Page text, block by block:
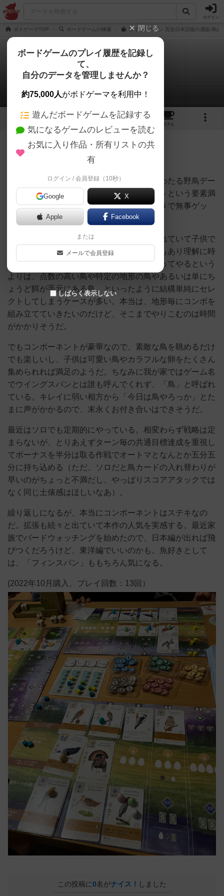
ログイン
ボドゲーマTOP ボードゲームの検索 ウイングスパン 完全日本語版の通販/商品
ウイングスパン
tamioさんのレビュー
46 3 107
カフェ
279名 0名 0 2ヶ月前
素晴らしいビジュアルと玄人好みの詳細にわたる野鳥デー
タ、そして主要な賞独占と、これは欲しい～という要素満
載ゲームでちょっと高いが、ヨドバシ値引きで無事ゲッ
家族でやってみると、ルール自体は整理されていて子供で
もできるのだが、カードの情報が文章で量もあり理解に時
間が要るため、何か戦略を立ててコンボ狙ってやるという
よりは、点数の高い鳥や特定の地形の鳥やあるいは単にち
ょうど餌が手元にある鳥、といったように結構単純にセレ
クトしてしまうケースが多い。本当は、地形毎にコンボを
組み立てていきたいのだけど、そこまでやりこむのは時間
がかかりそうだ。
でもコンポーネントが豪華なので、素敵な鳥を眺めるだけ
でも楽しいし、子供は可愛い鳥やカラフルな卵をたくさん
集められれば満足のようだ。ちなみに我が家ではゲーム名
でウイングスパンとは誰も呼んでくれず、「鳥」と呼ばれ
ている。キレイに弱い相方から「今日は鳥やろっか」とた
まに声がかかるので、末永くお付き合いはできそうだ。
最近はソロでも定期的にやっている。相変わらず戦略は定
まらないが、とりあえずターン毎の共通目標達成を重視し
てボーナスを半分は取る作戦でオートマとなんとか五分五
分に持ち込める（ただ、ソロだと鳥カードの入れ替わりが
早いのがちょっと不満だし、やっぱりスコアアタックでは
なく同じ土俵感はほしいなあ）。
繰り返しになるが、本当にコンポーネントはステキなの
だ。拡張も続々と出ていて本作の人気を実感する。最近家
族でバードウォッチングを始めたので、日本編が出れば飛
びつくだろうけど、東洋編でいいのかも。魚好きとして
は、「フィンスパン」ももちろん気になる。
(2022年10月購入、プレイ回数：13回）
この投稿に0名がナイス！ しました
閉じる
ボードゲームのプレイ履歴を記録し
て、
自分のデータを管理しませんか？
約75,000人がボドゲーマを利用中！
遊んだボードゲームを記録する
気になるゲームのレビューを読む
お気に入り作品・所有リストの共
有
ログイン / 会員登録（10秒）
Google X
Apple Facebook
または
メールで会員登録
しばらく表示しない